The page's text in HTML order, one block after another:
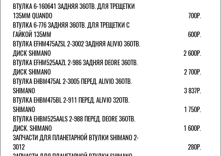
ВТУЛКА 6-160641 ЗАДНЯЯ 36ОТВ. ДЛЯ ТРЕЩЕТКИ
135ММ QUANDO
700Р.
ВТУЛКА 6-776 ЗАДНЯЯ 36ОТВ. ДЛЯ ТРЕЩЕТКИ С
ГАЙКОЙ 135ММ
600Р.
ВТУЛКА EFHM475AZSL 2-3002 ЗАДНЯЯ ALIVIO 36ОТВ.
ДИСК SHIMANO
2 600Р.
ВТУЛКА EFHM525AAZL 2-986 ЗАДНЯЯ DEORE 36ОТВ.
ДИСК SHIMANO
2 700Р.
ВТУЛКА EHBM475AL 2-3005 ПЕРЕД. ALIVIO 36ОТВ.
SHIMANO
3 837Р.
ВТУЛКА EHBM475BL 2-911 ПЕРЕД. ALIVIO 32ОТВ.
SHIMANO
1 750Р.
ВТУЛКА EHBM525AALS 2-988 ПЕРЕД. DEORE 36ОТВ.
ДИСК. SHIMANO
1 600Р.
ЗАПЧАСТИ ДЛЯ ПЛАНЕТАРНОЙ ВТУЛКИ SHIMANO 2-
3012
280Р.